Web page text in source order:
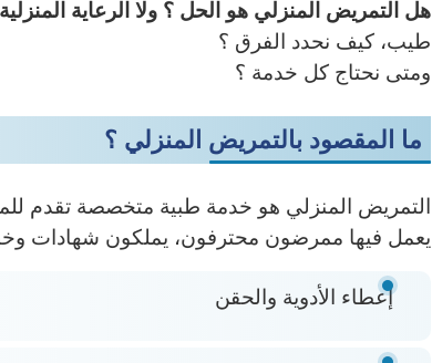
هل التمريض المنزلي هو الحل ؟ ولا الرعاية
طيب، كيف نحدد الفرق ؟
ومتى نحتاج كل خدمة ؟
ما المقصود بالتمريض المنزلي ؟
التمريض المنزلي هو خدمة طبية متخصصة تقدم
يعمل فيها ممرضون محترفون، يملكون شهادات
إعطاء الأدوية والحقن